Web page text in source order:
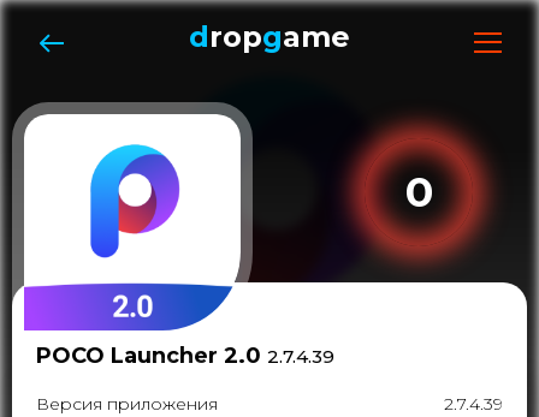
dropgame
0
POCO Launcher 2.0 2.7.4.39
Версия приложения
2.7.4.39